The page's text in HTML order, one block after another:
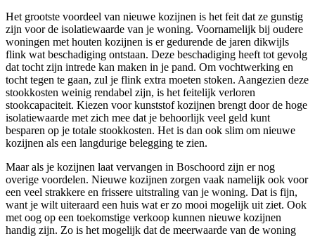
Het grootste voordeel van nieuwe kozijnen is het feit dat ze gunstig
zijn voor de isolatiewaarde van je woning. Voornamelijk bij oudere
woningen met houten kozijnen is er gedurende de jaren dikwijls
flink wat beschadiging ontstaan. Deze beschadiging heeft tot gevolg
dat tocht zijn intrede kan maken in je pand. Om vochtwerking en
tocht tegen te gaan, zul je flink extra moeten stoken. Aangezien deze
stookkosten weinig rendabel zijn, is het feitelijk verloren
stookcapaciteit. Kiezen voor kunststof kozijnen brengt door de hoge
isolatiewaarde met zich mee dat je behoorlijk veel geld kunt
besparen op je totale stookkosten. Het is dan ook slim om nieuwe
kozijnen als een langdurige belegging te zien.
Maar als je kozijnen laat vervangen in Boschoord zijn er nog
overige voordelen. Nieuwe kozijnen zorgen vaak namelijk ook voor
een veel strakkere en frissere uitstraling van je woning. Dat is fijn,
want je wilt uiteraard een huis wat er zo mooi mogelijk uit ziet. Ook
met oog op een toekomstige verkoop kunnen nieuwe kozijnen
handig zijn. Zo is het mogelijk dat de meerwaarde van de woning